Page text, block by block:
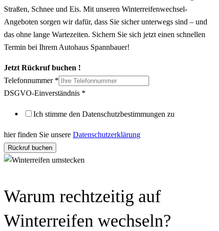
Straßen, Schnee und Eis. Mit unseren Winterreifenwechsel-
Angeboten sorgen wir dafür, dass Sie sicher unterwegs sind – und
das ohne lange Wartezeiten. Sichern Sie sich jetzt einen schnellen
Termin bei Ihrem Autohaus Spannbauer!
Jetzt Rückruf buchen !
Telefonnummer *
Telefonnummer
Einverständnis
DSGVO-Einverständnis *
Ich stimme den Datenschutzbestimmungen zu
hier finden Sie unsere Datenschutzerklärung
Rückruf buchen
Warum rechtzeitig auf
Winterreifen wechseln?